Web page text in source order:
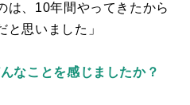
は、 10年間やってきたから
と思いました」
なことを感じましたか？